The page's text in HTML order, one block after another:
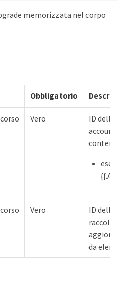
memorizzata nel corpo
Obbligatorio
Vero
ID della
account
Vero
ID della
da